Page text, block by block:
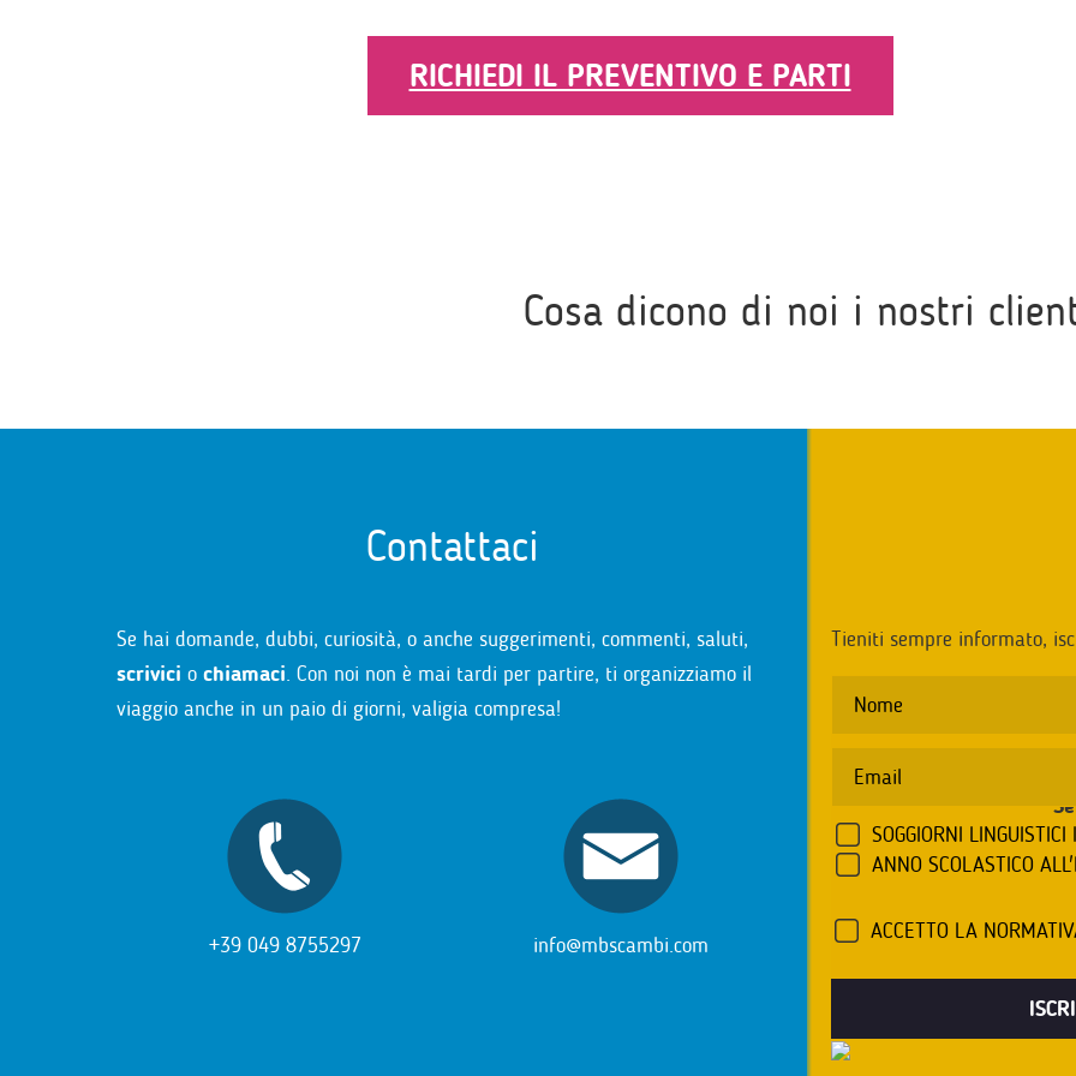
RICHIEDI IL PREVENTIVO E PARTI
Cosa dicono di noi i nostri
Contattaci
Se hai domande, dubbi, curiosità, o anche suggerimenti, commenti, saluti,
scrivici o chiamaci. Con noi non è mai tardi per partire, ti organizziamo il
viaggio anche in un paio di giorni, valigia compresa!
+39 049 8755297 info@mbscambi.com
Tieniti sempre informato,
SOGGIORNI
ANNO SCOLASTICO
ACCETTO LA